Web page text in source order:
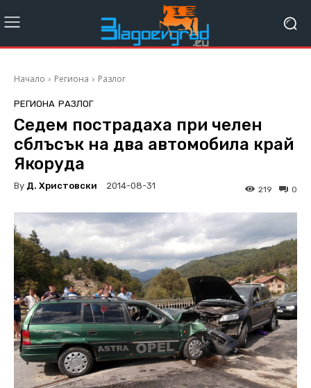
Начало Региона Разлог
РЕГИОНА РАЗЛОГ
Седем пострадаха при челен
сблъсък на два автомобила край
Якоруда
By Д. Христовски 2014-08-31 0
219